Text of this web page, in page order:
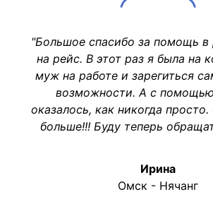
"Большое спасибо за помощь в
на рейс. В этот раз я была на
муж на работе и зарегиться
возможности. А с
оказалось, как никогда
больше!!! Буду теперь
Ирина
Омск - Нячанг